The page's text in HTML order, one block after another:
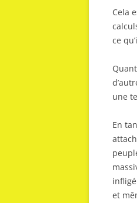
Cela
ce
une
En
et